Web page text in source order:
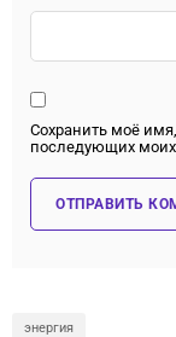
Сохранить моё
последующих
энергия